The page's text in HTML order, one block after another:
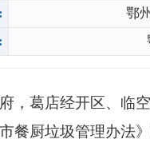
鄂
，葛店经开区、临
厨垃圾管理办法》